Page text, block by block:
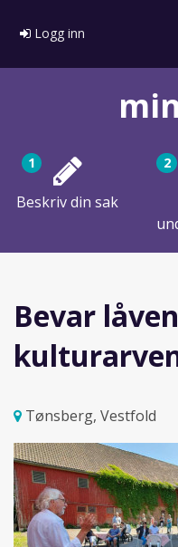
Logg inn
1
Beskriv din sak
2
Bevar
Tønsberg, Vestfold